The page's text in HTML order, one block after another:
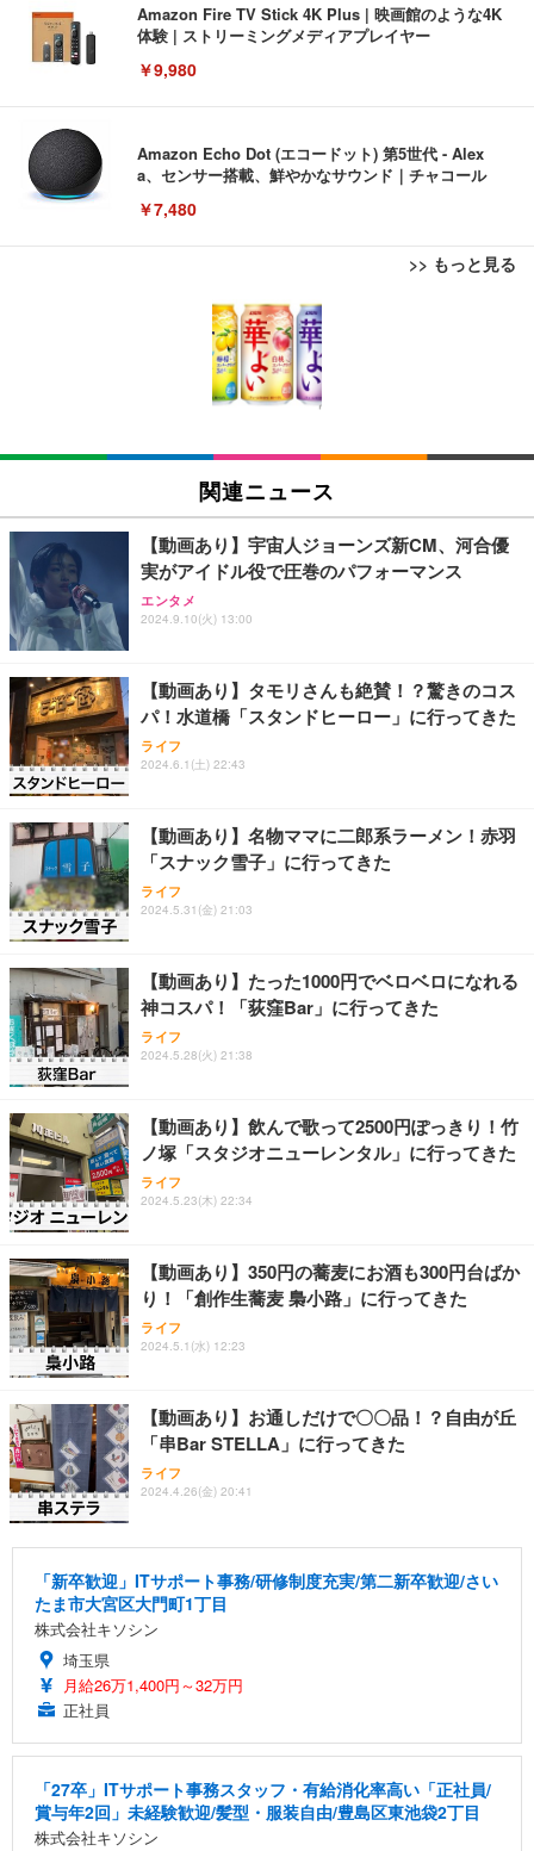
Amazon Fire TV Stick 4K Plus | 映画館のような4K
体験 | ストリーミングメディアプレイヤー
￥9,980
Amazon Echo Dot (エコードット) 第5世代 - Alex
a、センサー搭載、鮮やかなサウンド｜チャコール
￥7,480
>> もっと見る
[EdoErgo] オフィスチェア 椅子 テレワーク 疲れな
い 跳ね上げ式アームレスト コンパクト 約105度ロッ
キング pc 事務椅子 360度回転 座面昇降 強化ナイロ
ン樹脂ベース 通気性メッシュ 在宅ワーク H-WY01
(黒網+黒枠+黒足)
SIHOO B100 オフィスチェア／デスクチェア メッシ
ュチェア 人間工学 疲れない ブラック
￥27,999
Sezlife オフィスチェア デスクチェア 疲れない テレ
ワーク チェア 強化バックレスト 30度ロッキング機
能 人間工学 椅子 腰サポート 90度跳ね上げ式アーム
ョン PCチェア 通気性メッシュ ゲーミング/勉強/事
務用 おしゃれ パソコンチェア (ブラック)
Sezlife オフィスチェア デスクチェア 疲れない テレ
ワーク チェア 強化バックレスト 30度ロッキング機
能 人間工学 椅子 腰サポート 90度跳ね上げ式アーム
務用 おしゃれ パソコンチェア (ホワイト)
ANDWINT オフィスチェア デスクチェア 肘なし メ
ッシュ 通気性 ランバーサポート付き 腰サポート ガ
ス圧無段階昇降 360度回転 キャスター付き コンパク
EIZO ビジネス向けプレミアムモニター | FlexScan
EV3240X-WT | 31.5型4K UHD・USB Type-C・ホワ
￥105,595
EIZO ビジネス向けプレミアムモニター | FlexScan
【純正品】27"ゲーミングモニター DualSense 充電
フック付き（CFI-ZDM1J）
【整備済み品】Dell E2724HS 27インチ 液晶モニタ
ー フルHD（1920×1080）VA 非光沢 HDMI/DisplayP
ort/VGA スピーカー内蔵 高さ調整 スイベル VESA対
【MiniLED/24.5inch/280Hz/FHD】GRAPHT THE S
HOOTER Gaming Monitor 24” Essential ゲーミン
グモニター QD 24.5インチ 1ms FHD 量子ドット 残
Amazonベーシック ペットシーツ 薄型 レギュラー 1
回使い捨て 無香料 ホワイト 300枚
Amazonベーシック ペットシーツ 厚型 ワイド 42枚
x2袋(84枚) ホワイト(吸収面:ライトブルー)
￥3,234
ネオ・ルーライフ ネオ・オムツ L 中型犬用 26枚入
り 単品
Smart Basic(スマートベーシック) 【Amazon.co.jp
限定】 Smart Basic アイリスオーヤマ ペットシーツ
超厚型 お徳用 ワイド 100枚入 (x 1) (ケース販売)
アイリスオーヤマ ペットシーツ 超厚型 お徳用 レギ
ュラー 200枚入【Amazon.co.jp限定】
関連ニュース
【動画あり】宇宙人ジョーンズ新CM、河合優
実がアイドル役で圧巻のパフォーマンス
エンタメ
2024.9.10(火) 13:00
【動画あり】タモリさんも絶賛！？驚きのコス
パ！水道橋「スタンドヒーロー」に行ってきた
ライフ
2024.6.1(土) 22:43
【動画あり】名物ママに二郎系ラーメン！赤羽
「スナック雪子」に行ってきた
ライフ
2024.5.31(金) 21:03
【動画あり】たった1000円でベロベロになれる
神コスパ！「荻窪Bar」に行ってきた
ライフ
2024.5.28(火) 21:38
【動画あり】飲んで歌って2500円ぽっきり！竹
ノ塚「スタジオニューレンタル」に行ってきた
ライフ
2024.5.23(木) 22:34
【動画あり】350円の蕎麦にお酒も300円台ばか
り！「創作生蕎麦 梟小路」に行ってきた
ライフ
2024.5.1(水) 12:23
【動画あり】お通しだけで〇〇品！？自由が丘
「串Bar STELLA」に行ってきた
ライフ
2024.4.26(金) 20:41
「新卒歓迎」ITサポート事務/研修制度充実/第二新卒歓迎/さい
たま市大宮区大門町1丁目
株式会社キソシン
埼玉県
月給26万1,400円～32万円
正社員
「27卒」ITサポート事務スタッフ・有給消化率高い「正社員/
賞与年2回」未経験歓迎/髪型・服装自由/豊島区東池袋2丁目
株式会社キソシン